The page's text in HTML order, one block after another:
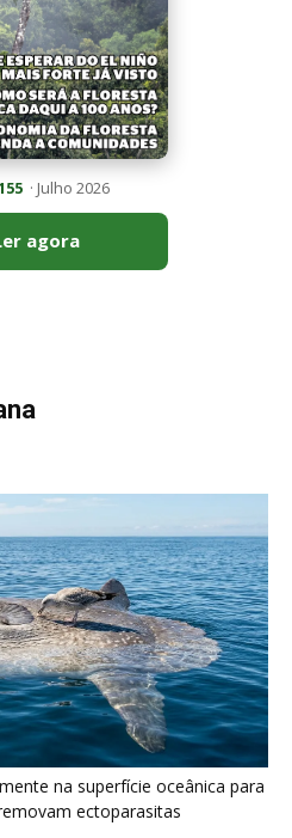
na superfície oceânica para
ectoparasitas
e arremessa serpentes contra
nos campos